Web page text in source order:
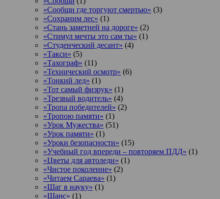
«Сообщи где торгуют смертью» (3)
«Сохраним лес» (1)
«Стань заметней на дороге» (2)
«Стимул мечты это сам ты» (1)
«Студенческий десант» (4)
«Такси» (5)
«Тахограф» (11)
«Технический осмотр» (6)
«Тонкий лед» (1)
«Тот самый физрук» (1)
«Трезвый водитель» (4)
«Тропа победителей» (2)
«Тропою памяти» (1)
«Урок Мужества» (51)
«Урок памяти» (1)
«Уроки безопасности» (15)
«Учебный год впереди – повторяем ПДД» (1)
«Цветы для автоледи» (1)
«Чистое поколение» (2)
«Читаем Сараева» (1)
«Шаг в науку» (1)
«Шанс» (1)